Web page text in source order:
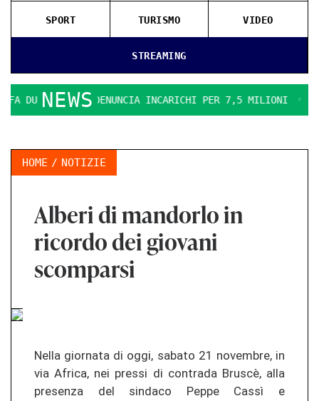
STREAMING
SPORT TURISMO VIDEO
NEWS
DURO. IL PD DENUNCIA INCARICHI PER 7,5 MILIONI LA
HOME NOTIZIE
Alberi di mandorlo in
ricordo dei giovani
scomparsi
Nella giornata di oggi, sabato 21 novembre, in
via Africa, nei pressi di contrada Bruscè, alla
presenza del sindaco Peppe Cassì e